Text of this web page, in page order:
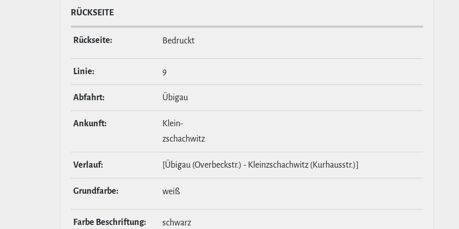
RÜCKSEITE
Rückseite: Bedruckt
Linie: 9
Abfahrt: Übigau
Ankunft:
Klein-
zschachwitz
Verlauf: [Übigau (Overbeckstr.) - Kleinzschachwitz (Kurhausstr.)]
Grund­farbe: weiß
Farbe Beschrif­tung: schwarz